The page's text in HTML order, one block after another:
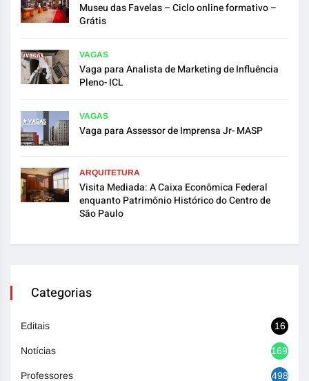
Museu das Favelas – Ciclo online formativo –
Grátis
VAGAS
Vaga para Analista de Marketing de Influência
Pleno- ICL
VAGAS
Vaga para Assessor de Imprensa Jr- MASP
ARQUITETURA
Visita Mediada: A Caixa Econômica Federal
enquanto Patrimônio Histórico do Centro de
São Paulo
Categorias
Editais 16
Notícias 1692
Professores 498